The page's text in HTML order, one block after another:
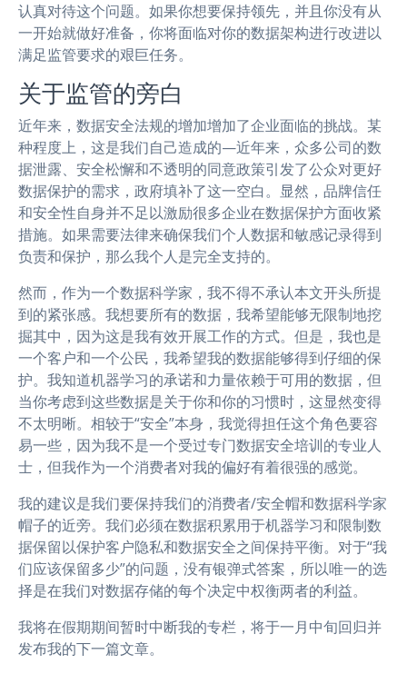
认真对待这个问题。如果你想要保持领先，并且你没有从
一开始就做好准备，你将面临对你的数据架构进行改进以
满足监管要求的艰巨任务。
关于监管的旁白
近年来，数据安全法规的增加增加了企业面临的挑战。某
种程度上，这是我们自己造成的—近年来，众多公司的数
据泄露、安全松懈和不透明的同意政策引发了公众对更好
数据保护的需求，政府填补了这一空白。显然，品牌信任
和安全性自身并不足以激励很多企业在数据保护方面收紧
措施。如果需要法律来确保我们个人数据和敏感记录得到
负责和保护，那么我个人是完全支持的。
然而，作为一个数据科学家，我不得不承认本文开头所提
到的紧张感。我想要所有的数据，我希望能够无限制地挖
掘其中，因为这是我有效开展工作的方式。但是，我也是
一个客户和一个公民，我希望我的数据能够得到仔细的保
护。我知道机器学习的承诺和力量依赖于可用的数据，但
当你考虑到这些数据是关于你和你的习惯时，这显然变得
不太明晰。相较于“安全”本身，我觉得担任这个角色要容
易一些，因为我不是一个受过专门数据安全培训的专业人
士，但我作为一个消费者对我的偏好有着很强的感觉。
我的建议是我们要保持我们的消费者/安全帽和数据科学家
帽子的近旁。我们必须在数据积累用于机器学习和限制数
据保留以保护客户隐私和数据安全之间保持平衡。对于“我
们应该保留多少”的问题，没有银弹式答案，所以唯一的选
择是在我们对数据存储的每个决定中权衡两者的利益。
我将在假期期间暂时中断我的专栏，将于一月中旬回归并
发布我的下一篇文章。